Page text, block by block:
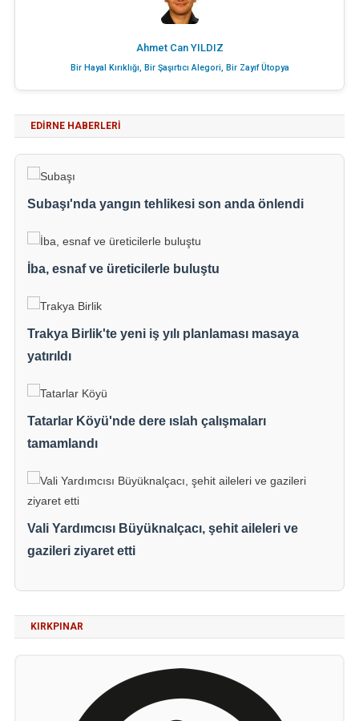
Ahmet Can YILDIZ
Bir Hayal Kırıklığı, Bir Şaşırtıcı Alegori, Bir Zayıf Ütopya
EDIRNE HABERLERI
Subaşı'nda yangın tehlikesi son anda önlendi
İba, esnaf ve üreticilerle buluştu
Trakya Birlik'te yeni iş yılı planlaması masaya
yatırıldı
Tatarlar Köyü'nde dere ıslah çalışmaları
tamamlandı
Vali Yardımcısı Büyüknalçacı, şehit aileleri ve
gazileri ziyaret etti
KIRKPINAR